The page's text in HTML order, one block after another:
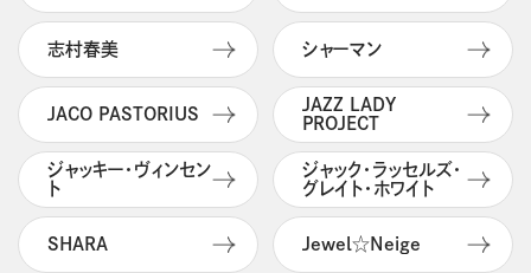
志村春美 シャーマン
JACO PASTORIUS
JAZZ LADY
PROJECT
ジャッキー・ヴィンセン
ト
ジャック・ラッセルズ・
グレイト・ホワイト
SHARA Jewel☆Neige